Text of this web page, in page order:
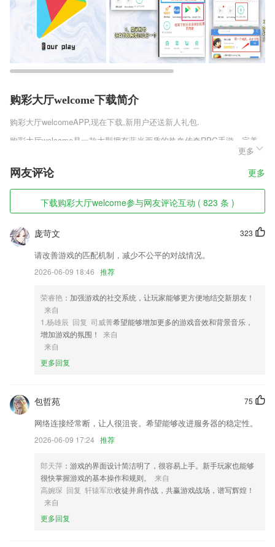
购彩大厅welcome下载简介
购彩大厅welcomeAPP,现在下载,新用户还送新人礼包.
购彩大厅welcome是一款大型拥有蓝光画质的热血传奇RPG手游，完美
延续的端游的传奇玩法，经典的三大职业，玩家随意挑选一个进入游戏，
热血传记免费版v3.0.61多元化的发展路线，定点boss激情争夺多种经典
传奇玩法完美复原，带给玩家原汁原味的传奇体验，对这款游戏感兴趣就
来趣趣手游网下载体验。
购彩大厅welcome软件特色
1,各种工具均免费提供，还有十分多样化的滤镜、贴纸和特效等。
2,解析全：语数英政史地理化生，覆盖全部学科90%以上的课本练习册解
析，还有大批教材解析随时更新
3,提供数据采集、数据分析和挖掘、资源共享和推送一体化平台；
4,线上阅读新闻资讯，发布阅读评论表达看法观点；
5,餐饮行业能够接受客户的预约以及客户的就餐服务。
6,从最常用的文档模板中创建新的笔记本。
购彩大厅welcome软件优势
2.·教育软件非常适合小学、初中、高中等学生们使用
3.同位素列表
4.提高学生自主学习能力
5.构建科学的系统化学习体系，孩子不再盲目学习，薄弱知识点针对性练
习加思维拓展，形成有逻辑的知识网络，实现高效学习。
6.·包括学校、班级、作业通知、教育交流社区、教育讯息
购彩大厅welcome更新了什么?
更多
网友评论 更多
下载购彩大厅welcome参与网友评论互动 ( 823 条 )
323
庞苛文
请改善游戏的匹配机制，减少不公平的对战情况。
2026-06-09 18:46 推荐
荣睿艳 ：加强游戏的社交系统，让玩家能够更方便地结交新朋友！
来自
1.杨雄辰 回复 司威菁希望能够增加更多的游戏音效和背景音乐，
增加游戏的氛围！
来自
来自
更多回复
75
包哲苑
网络连接经常断，让人很沮丧。希望能够改进服务器的稳定性。
2026-06-09 17:24 推荐
郎天萍 ：游戏的界面设计简洁明了，很容易上手。新手玩家也能够
很快掌握游戏的基本操作和规则。
来自
高婉琛 回复 轩辕军欣收徒并肩作战，共赢游戏战场，谱写辉煌！
来自
更多回复